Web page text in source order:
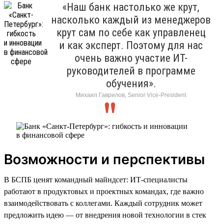
«Наш банк настолько же крут,
насколько каждый из менеджеров
крут сам по себе как управленец
и как эксперт. Поэтому для нас
очень важно участие ИТ-
руководителей в программе
обучения».
Михаил Гаврилов, Senior Vice-President
Возможности и перспективы
В БСПБ ценят командный майндсет: ИТ-специалисты
работают в продуктовых и проектных командах, где важно
взаимодействовать с коллегами. Каждый сотрудник может
предложить идею — от внедрения новой технологии в стек